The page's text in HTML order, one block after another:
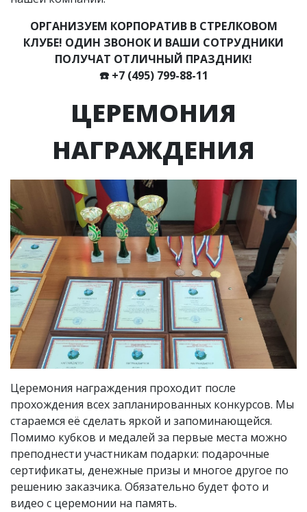
ОРГАНИЗУЕМ КОРПОРАТИВ В СТРЕЛКОВОМ
КЛУБЕ! ОДИН ЗВОНОК И ВАШИ СОТРУДНИКИ
ПОЛУЧАТ ОТЛИЧНЫЙ ПРАЗДНИК!
☎️ +7 (495) 799-88-11
ЦЕРЕМОНИЯ
НАГРАЖДЕНИЯ
Церемония награждения проходит после
прохождения всех запланированных конкурсов. Мы
стараемся её сделать яркой и запоминающейся.
Помимо кубков и медалей за первые места можно
преподнести участникам подарки: подарочные
сертификаты, денежные призы и многое другое по
решению заказчика. Обязательно будет фото и
видео с церемонии на память.